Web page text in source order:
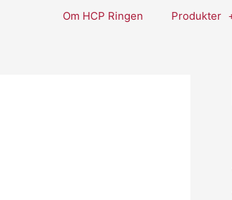
Om HCP Ringen Produkter